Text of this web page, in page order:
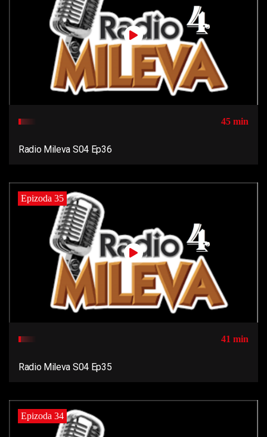
45 min
Radio Mileva S04 Ep36
Epizoda 35
41 min
Radio Mileva S04 Ep35
Epizoda 34